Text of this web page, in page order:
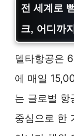
전 세계로
크, 어디까
델타항공은
에 매일
는 글로벌 항
중심으로 한